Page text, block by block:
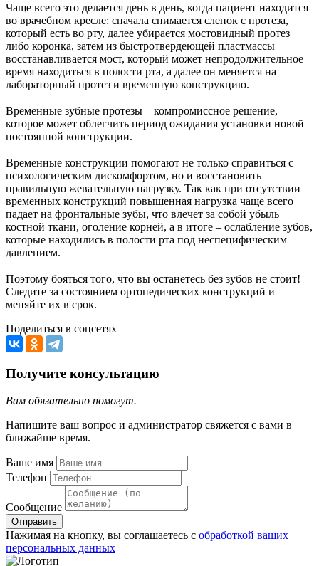
Чаще всего это делается день в день, когда пациент находится
во врачебном кресле: сначала снимается слепок с протеза,
который есть во рту, далее убирается мостовидный протез
либо коронка, затем из быстротвердеющей пластмассы
восстанавливается мост, который может непродолжительное
время находиться в полости рта, а далее он меняется на
лабораторный протез и временную конструкцию.
Временные зубные протезы – компромиссное решение,
которое может облегчить период ожидания установки новой
постоянной конструкции.
Временные конструкции помогают не только справиться с
психологическим дискомфортом, но и восстановить
правильную жевательную нагрузку. Так как при отсутствии
временных конструкций повышенная нагрузка чаще всего
падает на фронтальные зубы, что влечет за собой убыль
костной ткани, оголение корней, а в итоге – ослабление зубов,
которые находились в полости рта под неспецифическим
давлением.
Поэтому бояться того, что вы останетесь без зубов не стоит!
Следите за состоянием ортопедических конструкций и
меняйте их в срок.
Поделиться в соцсетях
Получите консультацию
Вам обязательно помогут.
Напишите ваш вопрос и администратор свяжется с вами в
ближайше время.
Ваше имя
Телефон
Сообщение
Отправить
Нажимая на кнопку, вы соглашаетесь с обработкой ваших
персональных данных